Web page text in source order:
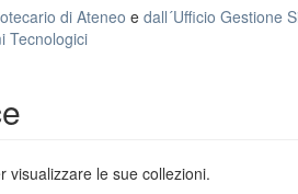
di Ateneo e dall´Ufficio Gestione
Tecnologici
visualizzare le sue collezioni.